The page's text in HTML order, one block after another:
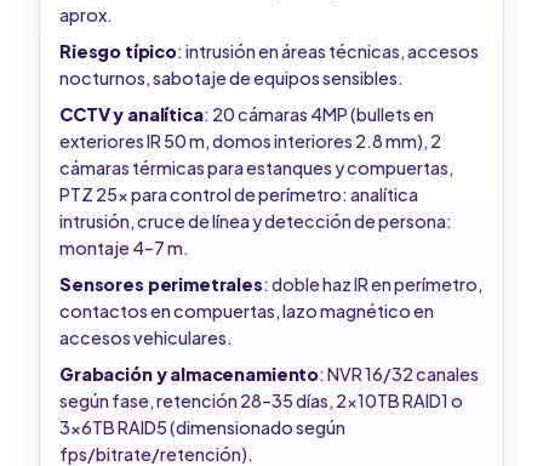
aprox.
Riesgo típico: intrusión en áreas técnicas, accesos
nocturnos, sabotaje de equipos sensibles.
CCTV y analítica: 20 cámaras 4MP (bullets en
exteriores IR 50 m, domos interiores 2.8 mm), 2
cámaras térmicas para estanques y compuertas,
PTZ 25x para control de perímetro: analítica
intrusión, cruce de línea y detección de persona:
montaje 4–7 m.
Sensores perimetrales: doble haz IR en perímetro,
contactos en compuertas, lazo magnético en
accesos vehiculares.
Grabación y almacenamiento: NVR 16/32 canales
según fase, retención 28–35 días, 2x10TB RAID1 o
3x6TB RAID5 (dimensionado según
fps/bitrate/retención).